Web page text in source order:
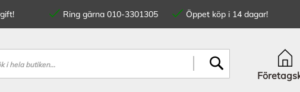
Ring gärna 010-3301305
Öppet köp i 14 dagar!